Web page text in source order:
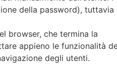
della password), tuttavia
browser, che termina la
appieno le funzionalità
degli utenti.